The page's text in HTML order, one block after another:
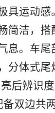
具运动感
简洁，搭
息。车
分体式尾
后辨识
双边共